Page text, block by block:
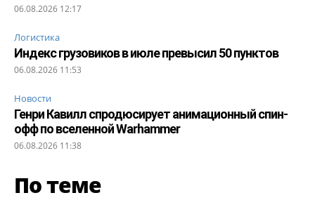
06.08.2026 12:17
Логистика
Индекс грузовиков в июле превысил 50 пунктов
06.08.2026 11:53
Новости
Генри Кавилл спродюсирует анимационный спин-
офф по вселенной Warhammer
06.08.2026 11:38
По теме